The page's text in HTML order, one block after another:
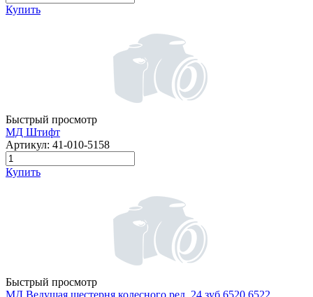
Купить
Быстрый просмотр
МД Штифт
Артикул: 41-010-5158
Купить
Быстрый просмотр